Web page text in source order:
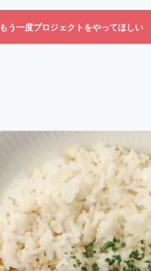
もう一度プロジェクトをやってほしい